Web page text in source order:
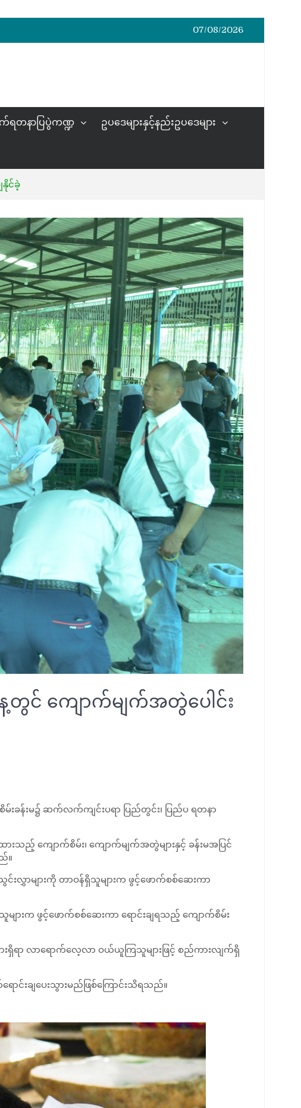
07/08/2026
က်ရတနာပြပွဲကဏ္ဍ ဥပဒေများနှင့်နည်းဥပဒေများ
နိုင်ခဲ့
ေ့တွင် ကျောက်မျက်အတွဲပေါင်း
းခန်းမ၌ ဆက်လက်ကျင်းပရာ ပြည်တွင်း၊ ပြည်ပ ရတနာ
သည့် ကျောက်စိမ်း၊ ကျောက်မျက်အတွဲများနှင့် ခန်းမအပြင်
။
လွှာများကို တာဝန်ရှိသူများက ဖွင့်ဖောက်စစ်ဆေးကာ
ားက ဖွင့်ဖောက်စစ်ဆေးကာ ရောင်းချရသည့် ကျောက်စိမ်း
ရှိရာ လာရောက်လေ့လာ ဝယ်ယူကြသူများဖြင့် စည်ကားလျက်ရှိ
င်းချပေးသွားမည်ဖြစ်ကြောင်းသိရသည်။